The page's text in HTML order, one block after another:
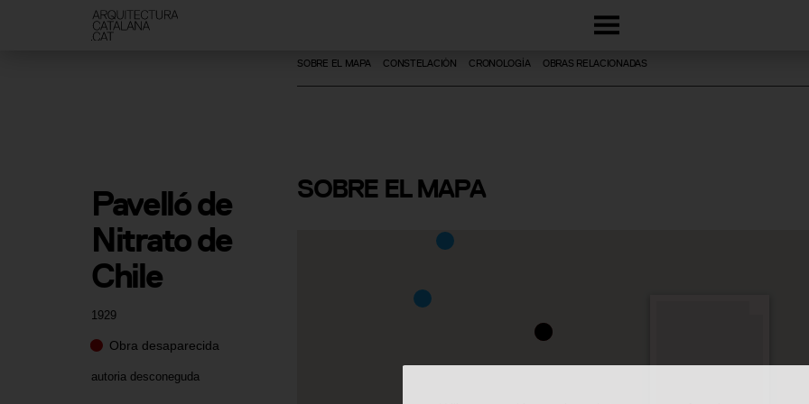
1929
Obra desaparecida
autoria desconeguda
Pavelló de
Nitrato de
Chile
SOBRE EL MAPA CONSTELACIÓN CRONOLOGÍA OBRAS RELACIONADAS
SOBREEL MAPA